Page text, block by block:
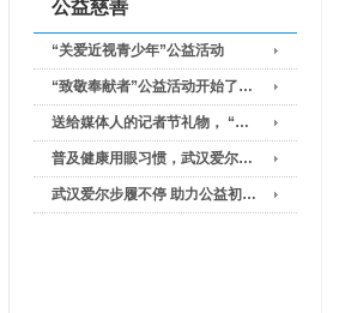
公益慈善
“关爱近视青少年”公益活动
“致敬奉献者”公益活动开始了…
送给媒体人的记者节礼物， “…
普及健康用眼习惯，武汉爱尔…
武汉爱尔步履不停 助力公益初…